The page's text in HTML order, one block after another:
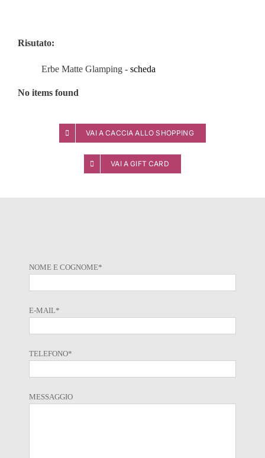
Risutato:
Erbe Matte Glamping - scheda
No items found
VAI A CACCIA ALLO SHOPPING
VAI A GIFT CARD
NOME E COGNOME*
E-MAIL*
TELEFONO*
MESSAGGIO